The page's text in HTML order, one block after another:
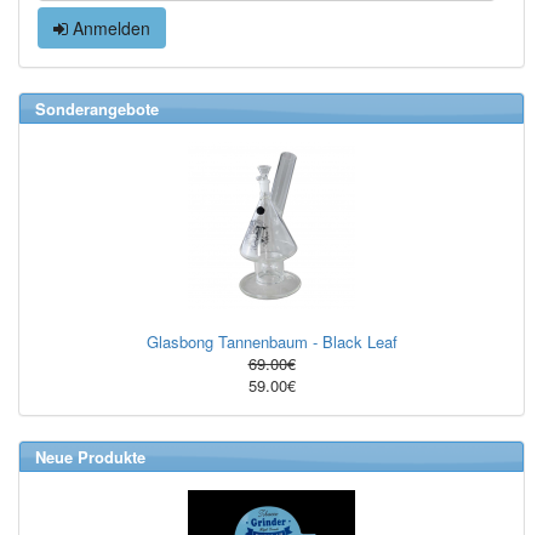
Anmelden
Sonderangebote
Glasbong Tannenbaum - Black Leaf
69.00€
59.00€
Neue Produkte